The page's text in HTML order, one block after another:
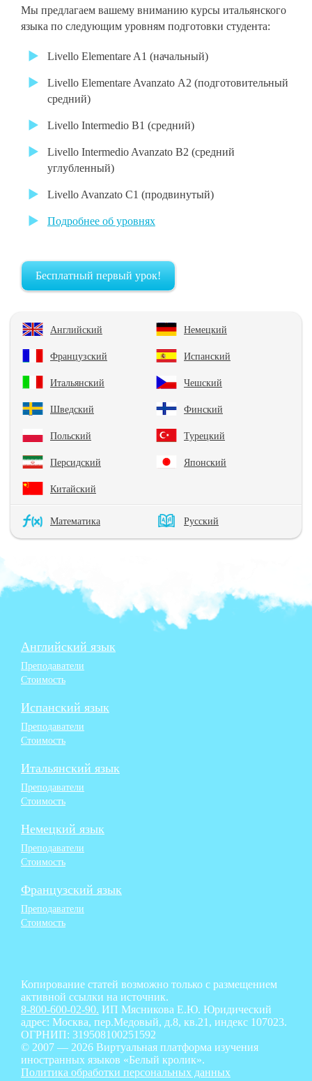
Английский Немецкий
Французский Испанский
Итальянский Чешский
Шведский Финский
Польский Турецкий
Персидский Японский
Китайский
Математика Русский
Мы предлагаем вашему вниманию курсы итальянского
языка по следующим уровням подготовки студента:
Livello Elementare A1 (начальный)
Livello Elementare Avanzato А2 (подготовительный
средний)
Livello Intermedio B1 (средний)
Livello Intermedio Avanzato B2 (средний
углубленный)
Livello Avanzato С1 (продвинутый)
Подробнее об уровнях
Бесплатный первый урок!
Английский язык
Преподаватели
Стоимость
Испанский язык
Преподаватели
Стоимость
Итальянский язык
Преподаватели
Стоимость
Немецкий язык
Преподаватели
Стоимость
Французский язык
Преподаватели
Стоимость
Копирование статей возможно только с размещением
активной ссылки на источник.
8-800-600-02-90. ИП Мясникова Е.Ю. Юридический
адрес: Москва, пер.Медовый, д.8, кв.21, индекс 107023.
ОГРНИП: 319508100251592
© 2007 — 2026 Виртуальная платформа изучения
иностранных языков «Белый кролик».
Политика обработки персональных данных